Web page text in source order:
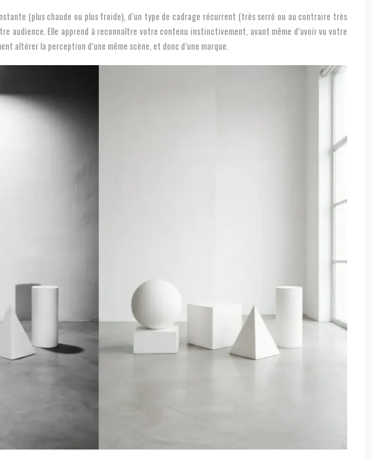
(plus chaude ou plus froide), d’un type de cadrage récurrent (très serré ou au contraire très
Elle apprend à reconnaître votre contenu instinctivement, avant même d’avoir vu votre
altérer la perception d’une même scène, et donc d’une marque.